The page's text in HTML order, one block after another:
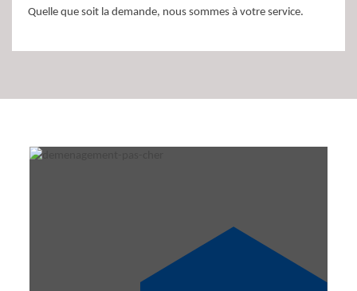
Quelle que soit la demande, nous sommes à votre service.